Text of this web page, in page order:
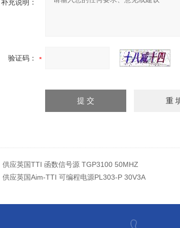
补充说明：
验证码：
供应英国TTI 函数信号源 TGP3100 50MHZ
供应英国Aim-TTI 可编程电源PL303-P 30V3A